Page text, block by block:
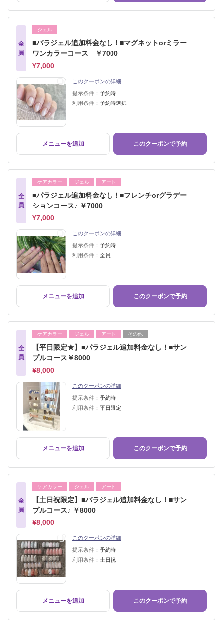
全
員
ジェル
■パラジェル追加料金なし！■マグネットorミラー
ワンカラーコース ￥7000
¥7,000
このクーポンの詳細
提示条件： 予約時
利用条件： 予約時選択
メニューを追加 このクーポンで予約
全
員
ケアカラー ジェル アート
■パラジェル追加料金なし！■フレンチorグラデー
ションコース♪ ￥7000
¥7,000
このクーポンの詳細
提示条件： 予約時
利用条件： 全員
メニューを追加 このクーポンで予約
全
員
ケアカラー ジェル アート その他
【平日限定★】■パラジェル追加料金なし！■サン
プルコース￥8000
¥8,000
このクーポンの詳細
提示条件： 予約時
利用条件： 平日限定
メニューを追加 このクーポンで予約
全
員
ケアカラー ジェル アート
【土日祝限定】■パラジェル追加料金なし！■サン
プルコース♪ ￥8000
¥8,000
このクーポンの詳細
提示条件： 予約時
利用条件： 土日祝
メニューを追加 このクーポンで予約